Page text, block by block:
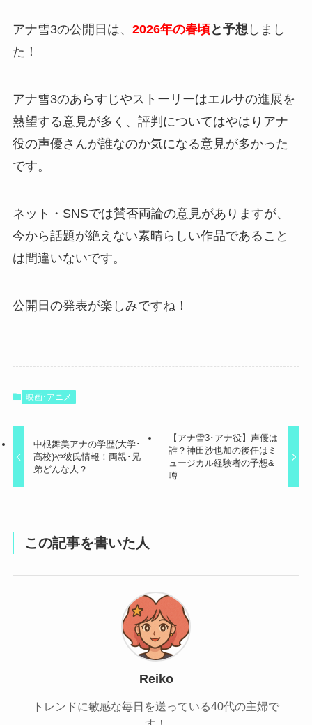
アナ雪3の公開日は、 2026年の春頃と予想しまし
た！
アナ雪3のあらすじやストーリーはエルサの進展を
熱望する意見が多く、評判についてはやはりアナ
役の声優さんが誰なのか気になる意見が多かった
です。
ネット・SNSでは賛否両論の意見がありますが、
今から話題が絶えない素晴らしい作品であること
は間違いないです。
公開日の発表が楽しみですね！
映画･アニメ
中根舞美アナの学歴(大学･
高校)や彼氏情報！両親･兄
弟どんな人？
【アナ雪3･アナ役】声優は
誰？神田沙也加の後任はミ
ュージカル経験者の予想&
噂
この記事を書いた人
Reiko
トレンドに敏感な毎日を送っている40代の主婦で